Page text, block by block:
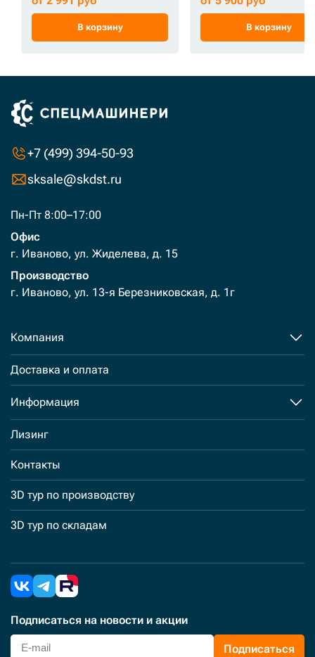
В корзину В корзину
+7 (499) 394-50-93
sksale@skdst.ru
Пн-Пт 8:00–17:00
Офис
г. Иваново, ул. Жиделева, д. 15
Производство
г. Иваново, ул. 13-я Березниковская, д. 1г
Компания
Доставка и оплата
Информация
Лизинг
Контакты
3D тур по производству
3D тур по складам
Подписаться на новости и акции
Подписаться